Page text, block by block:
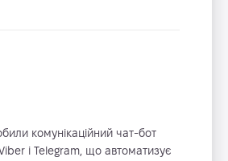
комунікаційний чат-бот
і Telegram, що автоматизує